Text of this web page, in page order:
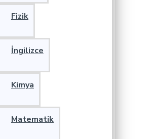
Fizik
İngilizce
Kimya
Matematik